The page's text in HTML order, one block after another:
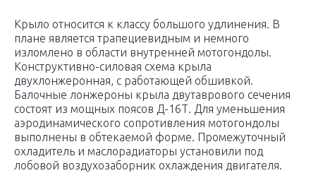
Крыло относится к классу большого удлинения. В
плане является трапециевидным и немного
изломлено в области внутренней мотогондолы.
Конструктивно-силовая схема крыла
двухлонжеронная, с работающей обшивкой.
Балочные лонжероны крыла двутаврового сечения
состоят из мощных поясов Д-16Т. Для уменьшения
аэродинамического сопротивления мотогондолы
выполнены в обтекаемой форме. Промежуточный
охладитель и маслорадиаторы установили под
лобовой воздухозаборник охлаждения двигателя.